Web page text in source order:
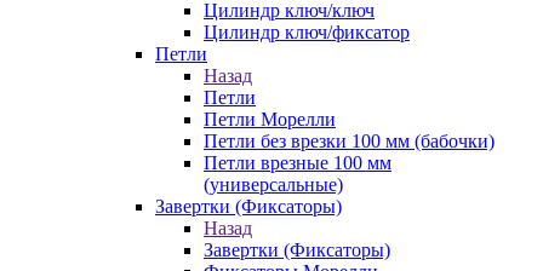
Цилиндр ключ/ключ
Цилиндр ключ/фиксатор
Петли
Назад
Петли
Петли Морелли
Петли без врезки 100 мм (бабочки)
Петли врезные 100 мм
(универсальные)
Завертки (Фиксаторы)
Назад
Завертки (Фиксаторы)